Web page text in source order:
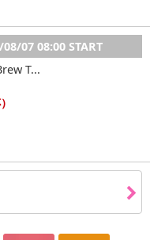
品によってご指定できる
ます。
定をご利用いただけませ
07 08:00 START
T...